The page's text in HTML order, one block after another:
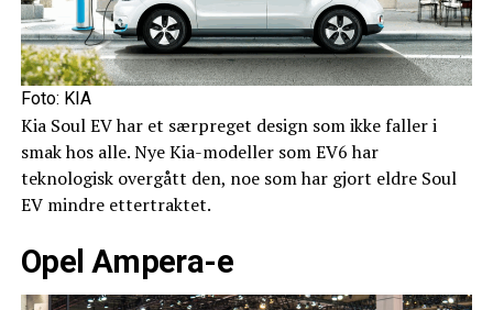
Foto: KIA
Kia Soul EV har et særpreget design som ikke faller i
smak hos alle. Nye Kia-modeller som EV6 har
teknologisk overgått den, noe som har gjort eldre Soul
EV mindre ettertraktet.
Opel Ampera-e